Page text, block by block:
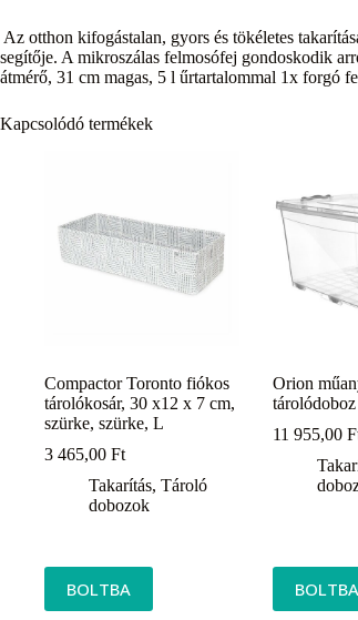
Az otthon kifogástalan, gyors és tökéletes
segítője. A mikroszálas felmosófej gondoskodik
átmérő, 31 cm magas, 5 l űrtartalommal 1x forgó
Kapcsolódó termékek
Compactor Toronto fiókos
tárolókosár, 30 x12 x 7 cm,
szürke, szürke, L
3 465,00 Ft
Takarítás, Tároló
dobozok
BOLTBA
Orion
11 955,00
BOLTBA